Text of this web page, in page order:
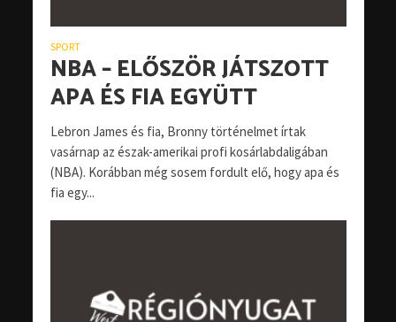
SPORT
NBA – ELŐSZÖR JÁTSZOTT
APA ÉS FIA EGYÜTT
Lebron James és fia, Bronny történelmet írtak
vasárnap az észak-amerikai profi kosárlabdaligában
(NBA). Korábban még sosem fordult elő, hogy apa és
fia egy...